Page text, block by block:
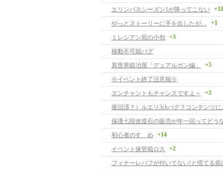
エリンパスシーズン1が降ってこない
+31
やっとストーリーに手を出したが… +1
ミレシアン宛の小包 +3
移動不可能バグ
異世界鍛冶屋「デュアルガン編」
+5
※イベント終了注意報※
エンチャントもチャンスですよ～
+2
復旧済？）ルエリ3chバグ？コンテンツに
保護七段改造石の販売が年一回ってどう
初心者のすゝめ
+14
イベント保管箱ロス +2
フィナーレバフが付いてない!と慌てる前